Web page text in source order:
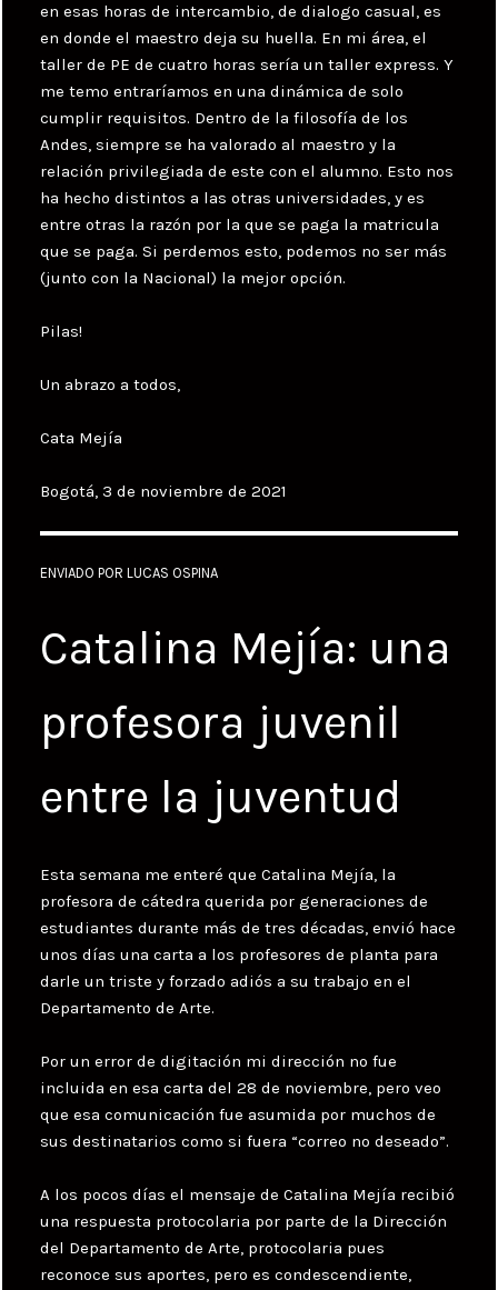
en esas horas de intercambio, de dialogo casual, es
en donde el maestro deja su huella. En mi área, el
taller de PE de cuatro horas sería un taller express. Y
me temo entraríamos en una dinámica de solo
cumplir requisitos. Dentro de la filosofía de los
Andes, siempre se ha valorado al maestro y la
relación privilegiada de este con el alumno. Esto nos
ha hecho distintos a las otras universidades, y es
entre otras la razón por la que se paga la matricula
que se paga. Si perdemos esto, podemos no ser más
(junto con la Nacional) la mejor opción.
Pilas!
Un abrazo a todos,
Cata Mejía
Bogotá, 3 de noviembre de 2021
ENVIADO POR LUCAS OSPINA
Catalina Mejía: una
profesora juvenil
entre la juventud
Esta semana me enteré que Catalina Mejía, la
profesora de cátedra querida por generaciones de
estudiantes durante más de tres décadas, envió hace
unos días una carta a los profesores de planta para
darle un triste y forzado adiós a su trabajo en el
Departamento de Arte.
Por un error de digitación mi dirección no fue
incluida en esa carta del 28 de noviembre, pero veo
que esa comunicación fue asumida por muchos de
sus destinatarios como si fuera “correo no deseado”.
A los pocos días el mensaje de Catalina Mejía recibió
una respuesta protocolaria por parte de la Dirección
del Departamento de Arte, protocolaria pues
reconoce sus aportes, pero es condescendiente,